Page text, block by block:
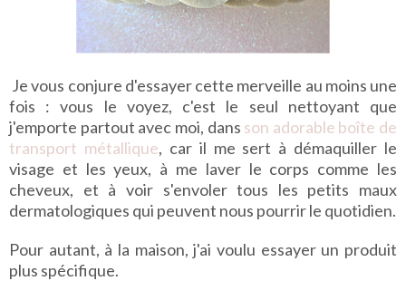
Je vous conjure d'essayer cette merveille au moins une
fois : vous le voyez, c'est le seul nettoyant que
j'emporte partout avec moi, dans son adorable boîte de
transport métallique, car il me sert à démaquiller le
visage et les yeux, à me laver le corps comme les
cheveux, et à voir s'envoler tous les petits maux
dermatologiques qui peuvent nous pourrir le quotidien.
Pour autant, à la maison, j'ai voulu essayer un produit
plus spécifique.